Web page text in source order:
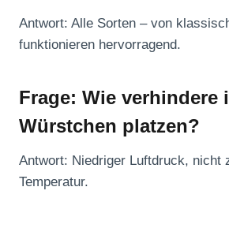
Antwort: Alle Sorten – von
funktionieren hervorragend.
Frage: Wie verhindere
Würstchen platzen?
Antwort: Niedriger Luftdruck, nicht
Temperatur.